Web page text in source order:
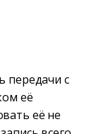
передачи с
её
её не